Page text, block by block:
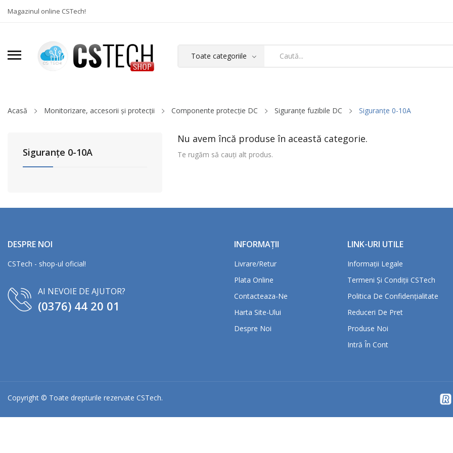
Magazinul online CSTech!
Acasă Monitorizare, accesorii și protecții Componente protecție DC Siguranțe fuzibile DC Siguranțe 0-10A
Siguranțe 0-10A
Nu avem încă produse în această categorie.
Te rugăm să cauți alt produs.
DESPRE NOI
CSTech - shop-ul oficial!
AI NEVOIE DE AJUTOR?
(0376) 44 20 01
INFORMAȚII
Livrare/retur
Plata Online
Contacteaza-Ne
Harta Site-Ului
Despre Noi
LINK-URI UTILE
Informații Legale
Termeni Și Condiții CSTech
Politica De Confidențialitate
Reduceri De Pret
Produse Noi
Intră În Cont
Copyright © Toate drepturile rezervate CSTech.